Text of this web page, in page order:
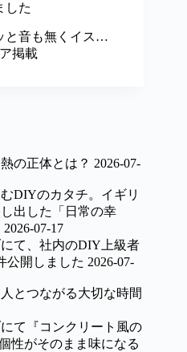
した
と音も無くイス…
掲載
の正体とは？ 2026-07-
DIYのカタチ。イギリ
出した「日常の幸
2026-07-17
て、社内のDIY上級者
公開しました 2026-07-
とつながる大切な時間
て『コンクリート風の
性がそのまま味になる